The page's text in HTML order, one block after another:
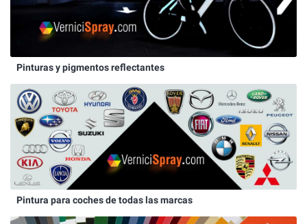
Pinturas y pigmentos reflectantes
Pintura para coches de todas las marcas